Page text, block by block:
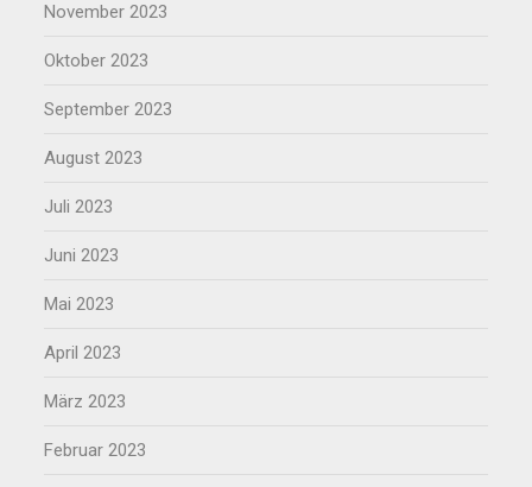
November 2023
Oktober 2023
September 2023
August 2023
Juli 2023
Juni 2023
Mai 2023
April 2023
März 2023
Februar 2023